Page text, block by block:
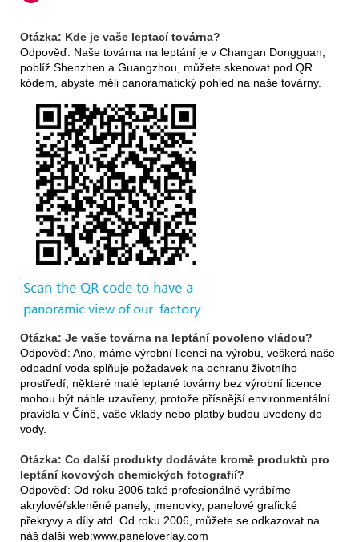
Otázka: Kde je vaše leptací továrna?
Odpověď: Naše továrna na leptání je v Changan Dongguan,
poblíž Shenzhen a Guangzhou, můžete skenovat pod QR
kódem, abyste měli panoramatický pohled na naše továrny.
Otázka: Je vaše továrna na leptání povoleno vládou?
Odpověď: Ano, máme výrobní licenci na výrobu, veškerá naše
odpadní voda splňuje požadavek na ochranu životního
prostředí, některé malé leptané továrny bez výrobní licence
mohou být náhle uzavřeny, protože přísnější environmentální
pravidla v Číně, vaše vklady nebo platby budou uvedeny do
vody.
Otázka: Co další produkty dodáváte kromě produktů pro
leptání kovových chemických fotografií?
Odpověď: Od roku 2006 také profesionálně vyrábíme
akrylové/skleněné panely, jmenovky, panelové grafické
překryvy a díly atd. Od roku 2006, můžete se odkazovat na
náš další web:www.paneloverlay.com